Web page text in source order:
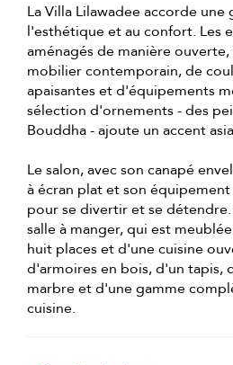
La Villa Lilawadee accorde
l'esthétique et au confort. Les
aménagés de manière
mobilier contemporain, de
apaisantes et d'équipements
sélection d'ornements - des
Bouddha - ajoute un accent
Le salon, avec son canapé
à écran plat et son
pour se divertir et se
salle à manger, qui est
huit places et d'une cuisine
d'armoires en bois, d'un tapis,
marbre et d'une gamme
cuisine.